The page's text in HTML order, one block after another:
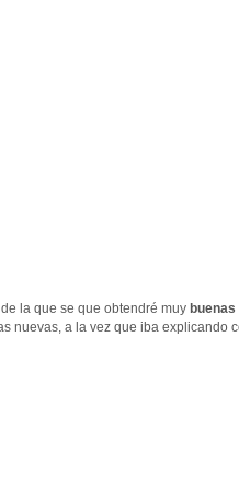
la que se que obtendré muy
nuevas, a la vez que iba explicando